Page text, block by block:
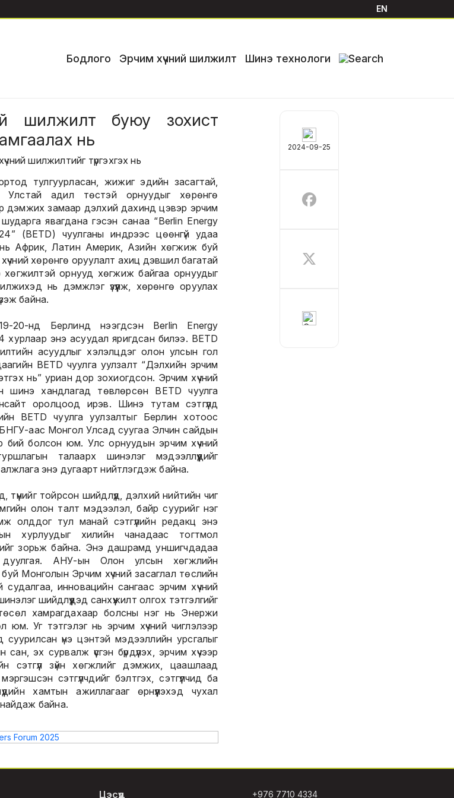
EN
Бодлого Эрчим хүчний шилжилт Шинэ технологи
шилжилт буюу зохист
нь
шилжилтийг түргэхгэх нь
тулгуурласан, жижиг эдийн засагтай,
адил төстэй орнуудыг хөрөнгө
дэмжих замаар дэлхий дахинд цэвэр эрчим
явагдана гэсэн санаа “Berlin Energy
(BETD) чуулганы индрээс цөөнгүй удаа
Африк, Латин Америк, Азийн хөгжиж буй
хөрөнгө оруулалт ахиц дэвшил багатай
орнууд хөгжиж байгаа орнуудыг
нь дэмжлэг үзүүлж, хөрөнгө оруулах
байна.
20-нд Берлинд нээгдсэн Berlin Energy
хурлаар энэ асуудал яригдсан билээ. BETD
асуудлыг хэлэлцдэг олон улсын гол
BETD чуулга уулзалт “Дэлхийн эрчим
нь” уриан дор зохиогдсон. Эрчим хүчний
шинэ хандлагад төвлөрсөн BETD чуулга
оролцоод ирэв. Шинэ тутам сэтгүүлд
BETD чуулга уулзалтыг Берлин хотоос
аас Монгол Улсад суугаа Элчин сайдын
бий болсон юм. Улс орнуудын эрчим хүчний
талаарх шинэлэг мэдээллүүдийг
энэ дугаарт нийтлэгдэж байна.
түүнийг тойрсон шийдлүүд, дэлхий нийтийн чиг
олон талт мэдээлэл, байр суурийг нэг
олддог тул манай сэтгүүлийн редакц энэ
хурлуудыг хилийн чанадаас тогтмол
зорьж байна. Энэ дашрамд уншигчдадаа
АНУ-ын Олон улсын хөгжлийн
буй Монголын Эрчим хүчний засаглал төслийн
судалгаа, инновацийн сангаас эрчим хүчний
шийдлүүдэд санхүүжилт олгох тэтгэлгийг
хамрагдахаар болсны нэг нь Энержи
юм. Уг тэтгэлэг нь эрчим хүчний чиглэлээр
суурилсан үнэ цэнтэй мэдээллийн урсгалыг
сан, эх сурвалж үүсгэн бүрдүүлэх, эрчим хүчээр
сэтгүүл зүйн хөгжлийг дэмжих, цаашлаад
сэтгүүлчдийг бэлтгэх, сэтгүүлчид ба
хамтын ажиллагааг өрнүүлэхэд чухал
байна.
2024-09-25
Цэсүүд +976 7710 4334